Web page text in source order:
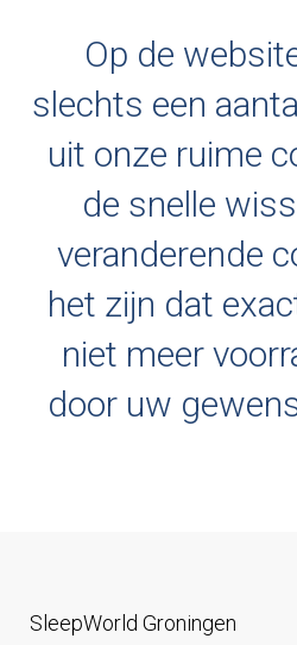
Op de
slechts een
uit onze ruime
de snelle
veranderende
het zijn dat
niet meer
door uw
SleepWorld Groningen